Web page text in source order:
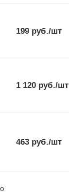
199руб./шт
1 120руб./шт
463руб./шт